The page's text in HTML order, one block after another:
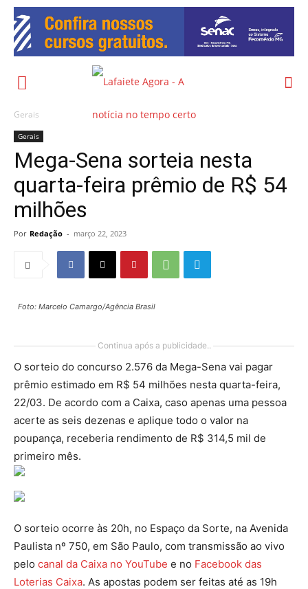
Gerais
Gerais
Mega-Sena sorteia nesta
quarta-feira prêmio de R$ 54
milhões
Por Redação - março 22, 2023
Foto: Marcelo Camargo/Agência Brasil
Continua após a publicidade..
O sorteio do concurso 2.576 da Mega-Sena vai pagar
prêmio estimado em R$ 54 milhões nesta quarta-feira,
22/03. De acordo com a Caixa, caso apenas uma pessoa
acerte as seis dezenas e aplique todo o valor na
poupança, receberia rendimento de R$ 314,5 mil de
primeiro mês.
O sorteio ocorre às 20h, no Espaço da Sorte, na Avenida
Paulista nº 750, em São Paulo, com transmissão ao vivo
pelo canal da Caixa no YouTube e no Facebook das
Loterias Caixa. As apostas podem ser feitas até as 19h